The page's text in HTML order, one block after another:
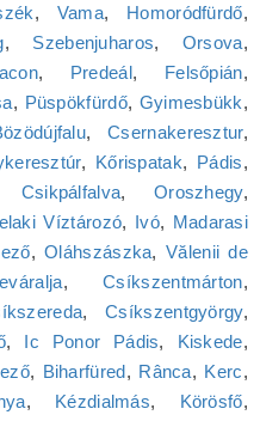
, Vama, Homoródfürdő,
, Szebenjuharos, Orsova,
, Predeál, Felsőpián,
, Püspökfürdő, Gyimesbükk,
,Csernakeresztur,
, Kőrispatak, Pádis,
Csikpálfalva, Oroszhegy,
Víztározó, Ivó, Madarasi
,Oláhszászka, Vălenii de
,Csíkszentmárton,
,Csíkszentgyörgy,
, Ic Ponor Pádis, Kiskede,
, Biharfüred, Rânca, Kerc,
, Kézdialmás, Körösfő,